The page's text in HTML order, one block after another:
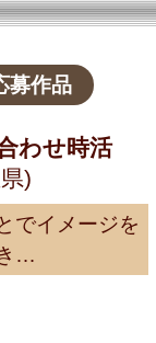
募作品
わせ時活
)
でイメージを
…